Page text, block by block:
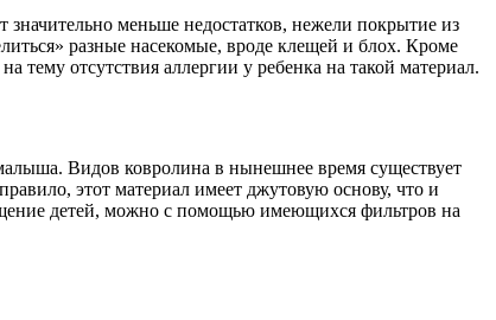
меньше недостатков, нежели покрытие из
разные насекомые, вроде клещей и блох. Кроме
тему отсутствия аллергии у ребенка на такой материал.
Видов ковролина в нынешнее время существует
этот материал имеет джутовую основу, что и
детей, можно с помощью имеющихся фильтров на